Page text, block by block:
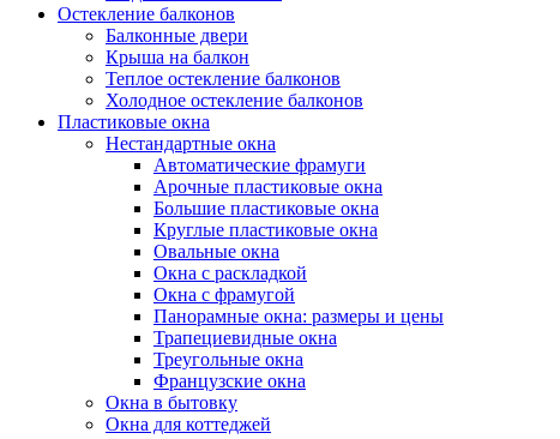
Остекление балконов
Балконные двери
Крыша на балкон
Теплое остекление балконов
Холодное остекление балконов
Пластиковые окна
Нестандартные окна
Автоматические фрамуги
Арочные пластиковые окна
Большие пластиковые окна
Круглые пластиковые окна
Овальные окна
Окна с раскладкой
Окна с фрамугой
Панорамные окна: размеры и цены
Трапециевидные окна
Треугольные окна
Французские окна
Окна в бытовку
Окна для коттеджей